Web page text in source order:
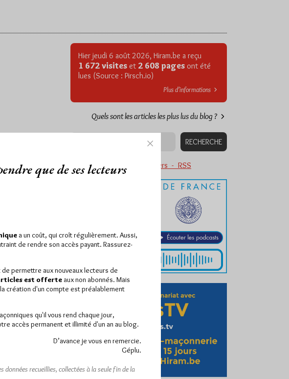
Hier jeudi 6 août 2026, Hiram.be a reçu
1 672 visites et 2 608 pages ont été
lues (Source : Pirsch.io)
Plus d’informations
Quels sont les articles les plus lus du blog ?
Abonnement aux Newsletters - RSS
que de ses lecteurs
a un coût, qui croît régulièrement. Aussi,
de rendre son accès payant. Rassurez-
permettre aux nouveaux lecteurs de
est offerte aux non abonnés. Mais
création d'un compte est préalablement
qu'il vous rend chaque jour,
accès permanent et illimité d'un an au blog.
D’avance je vous en remercie.
Géplu.
recueillies, collectées à la seule fin de la